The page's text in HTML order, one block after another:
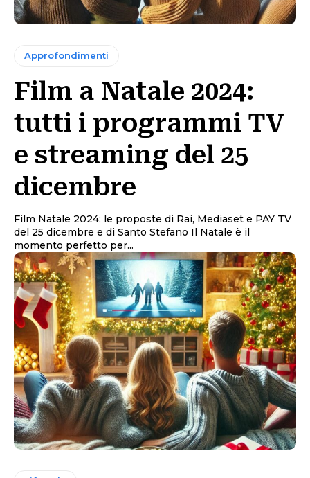
Approfondimenti
Film a Natale 2024:
tutti i programmi TV
e streaming del 25
dicembre
Film Natale 2024: le proposte di Rai, Mediaset e PAY TV
del 25 dicembre e di Santo Stefano Il Natale è il
momento perfetto per...